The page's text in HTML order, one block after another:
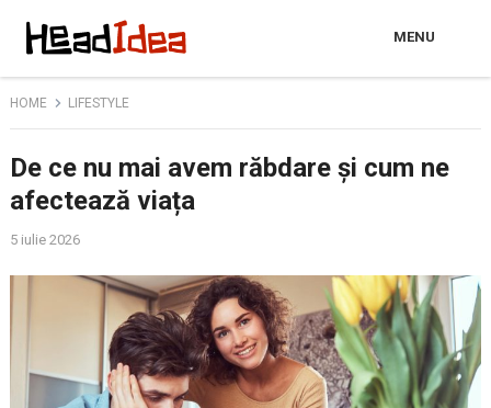
MENU
HOME LIFESTYLE
De ce nu mai avem răbdare și cum ne
afectează viața
5 iulie 2026